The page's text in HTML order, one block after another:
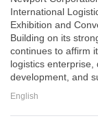
International
Exhibition and
Building on its
continues to affirm
logistics
development, and
English